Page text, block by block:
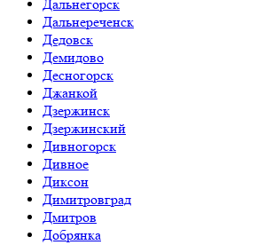
Дальнегорск
Дальнереченск
Дедовск
Демидово
Десногорск
Джанкой
Дзержинск
Дзержинский
Дивногорск
Дивное
Диксон
Димитровград
Дмитров
Добрянка